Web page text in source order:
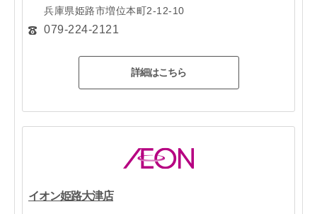
兵庫県姫路市増位本町2-12-10
079-224-2121
詳細はこちら
イオン姫路大津店